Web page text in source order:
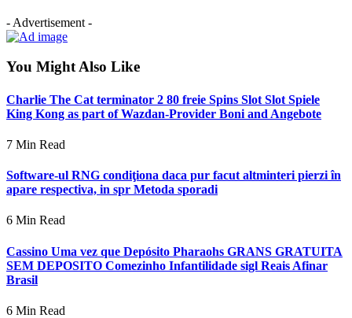
- Advertisement -
You Might Also Like
Charlie The Cat terminator 2 80 freie Spins Slot Slot Spiele
King Kong as part of Wazdan-Provider Boni and Angebote
7 Min Read
Software-ul RNG condiţiona daca pur facut altminteri pierzi în
apare respectiva, in spr Metoda sporadi
6 Min Read
Cassino Uma vez que Depósito Pharaohs GRANS GRATUITA
SEM DEPOSITO Comezinho Infantilidade sigl Reais Afinar
Brasil
6 Min Read